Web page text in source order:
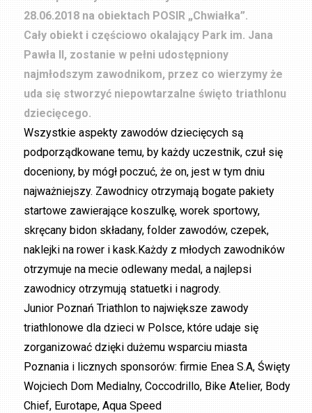
28.06.2018 na obiektach POSIR „Chwiałka”.
Cały obiekt i częściowo okalający Park im. Jana
Pawła II, zostanie w pełni udostępniony
najmłodszym zawodnikom, przez co wierzymy że
uda się stworzyć niepowtarzalne święto triathlonu
dziecięcego.
Wszystkie aspekty zawodów dziecięcych są
podporządkowane temu, by każdy uczestnik, czuł się
doceniony, by mógł poczuć, że on, jest w tym dniu
najważniejszy. Zawodnicy otrzymają bogate pakiety
startowe zawierające koszulkę, worek sportowy,
skręcany bidon składany, folder zawodów, czepek,
naklejki na rower i kask.Każdy z młodych zawodników
otrzymuje na mecie odlewany medal, a najlepsi
zawodnicy otrzymują statuetki i nagrody.
Junior Poznań Triathlon to największe zawody
triathlonowe dla dzieci w Polsce, które udaje się
zorganizować dzięki dużemu wsparciu miasta
Poznania i licznych sponsorów: firmie Enea S.A, Święty
Wojciech Dom Medialny, Coccodrillo, Bike Atelier, Body
Chief, Eurotape, Aqua Speed